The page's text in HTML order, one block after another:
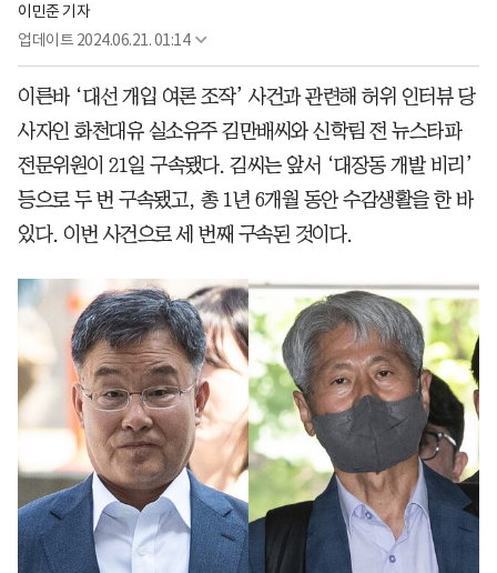
이민준 기자
업데이트 2024.06.21. 01:14
이른바 ‘대선 개입 여론 조작’ 사건과 관련해 허위 인터뷰 당
사자인 화천대유 실소유주 김만배씨와 신학림 전 뉴스타파
전문위원이 21일 구속됐다. 김씨는 앞서 ‘대장동 개발 비리’
등으로 두 번 구속됐고, 총 1년 6개월 동안 수감생활을 한 바
있다. 이번 사건으로 세 번째 구속된 것이다.